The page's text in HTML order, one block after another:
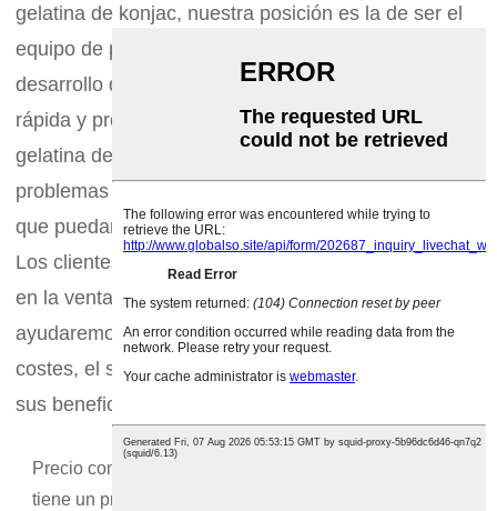
gelatina de konjac, nuestra posición es la de ser el
equipo de producción, posventa, investigación y
desarrollo del cliente, proporcionando de forma
rápida y profesional una variedad de soluciones de
gelatina de konjac para resolver todo tipo de
problemas relacionados con la gelatina de konjac
que puedan surgir.
Los clientes solo necesitan hacer un buen trabajo
en la venta de gelatina de konjac; nosotros les
ayudaremos con otros aspectos como el control de
costes, el servicio posventa, etc., para maximizar
sus beneficios.
Precio competitivo: La mayoría de la gelatina de konjac
tiene un precio mucho más competitivo que la de otros